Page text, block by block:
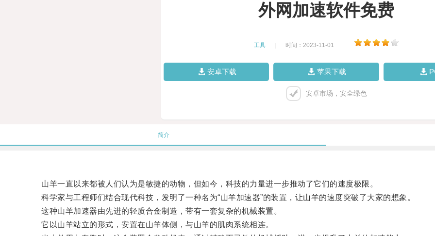
外网加速软件免费
工具 时间：2023-11-01
安卓下载 苹果下载
安卓市场，安全绿色
简介
山羊一直以来都被人们认为是敏捷的动物，但如今，科技的力量进一步推动了它们的速度极限。
科学家与工程师们结合现代科技，发明了一种名为“山羊加速器”的装置，让山羊的速度突破了大家的想象。
这种山羊加速器由先进的轻质合金制造，带有一套复杂的机械装置。
它以山羊站立的形式，安置在山羊体侧，与山羊的肌肉系统相连。